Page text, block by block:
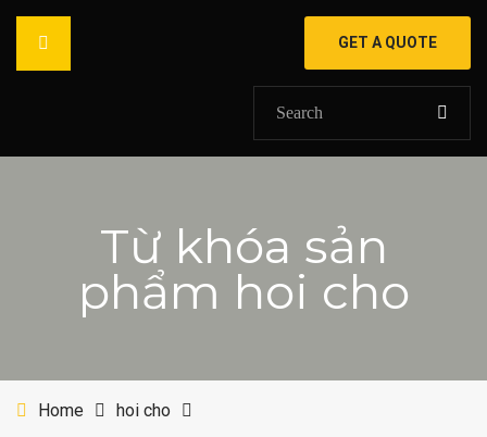
GIỚI THIỆU
SẢN PHẨM
SHOP
GET A QUOTE
Từ khóa sản
phẩm hoi cho
Home hoi cho